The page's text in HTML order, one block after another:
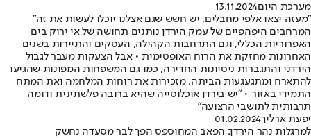
מערכת היום13.11.2024
"מעזה יצאו אלפי מחבלים, יש חשש שגם אצלנו יוכלו לעשות את זה"
המרחבים היפהפיים של עמק הירדן נותנים תחושה של אי ירוק בים
האפרוריות הכללי, וגם התרחבות הקהילה, העסקים והתיירות בשנים
האחרונות מחזקת את הרוח האופטימית • אבל הצעקות מעבר לגבול
הירדני והתגברות ניסיונות החדירה, כמו גם המשפחות המפונות שהגיעו
להתארח ומתגעגעות הביתה, מזכירות את רוחות המלחמה ואת המתח
התמידי באזור • "יש בירדן אוכלוסייה שהיא ברובה פלשתינית ודומה
תרבותית לתושבי הרצועה"
יפעת ארליך01.02.2024
למרגלות נהר הירדן: הפאב המחוספס הפך לבר מסעדה נחשק